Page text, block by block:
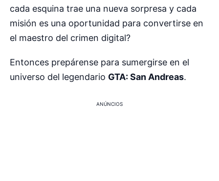
cada esquina trae una nueva sorpresa y cada
misión es una oportunidad para convertirse en
el maestro del crimen digital?
Entonces prepárense para sumergirse en el
universo del legendario GTA: San Andreas.
ANÚNCIOS